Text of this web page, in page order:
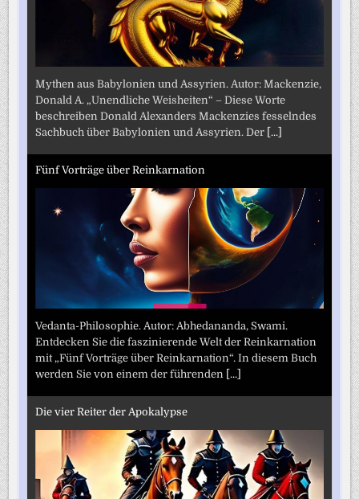
Mythen aus Babylonien und Assyrien. Autor: Mackenzie,
Donald A. „Unendliche Weisheiten“ – Diese Worte
beschreiben Donald Alexanders Mackenzies fesselndes
Sachbuch über Babylonien und Assyrien. Der [...]
Fünf Vorträge über Reinkarnation
Vedanta-Philosophie. Autor: Abhedananda, Swami.
Entdecken Sie die faszinierende Welt der Reinkarnation
mit „Fünf Vorträge über Reinkarnation“. In diesem Buch
werden Sie von einem der führenden [...]
Die vier Reiter der Apokalypse